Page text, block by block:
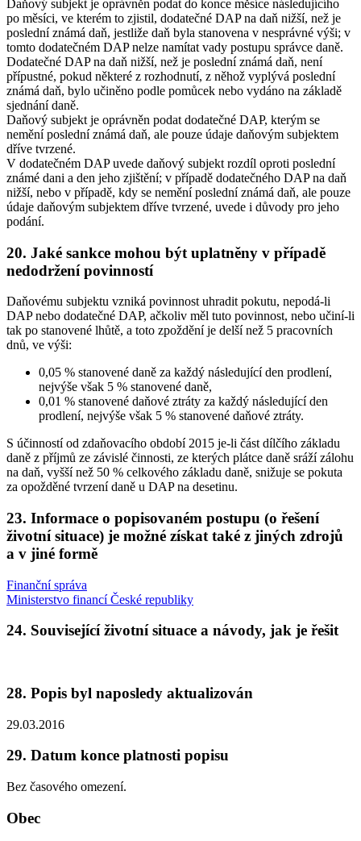
Daňový subjekt je oprávněn podat do konce měsíce následujícího
po měsíci, ve kterém to zjistil, dodatečné DAP na daň nižší, než je
poslední známá daň, jestliže daň byla stanovena v nesprávné výši; v
tomto dodatečném DAP nelze namítat vady postupu správce daně.
Dodatečné DAP na daň nižší, než je poslední známá daň, není
přípustné, pokud některé z rozhodnutí, z něhož vyplývá poslední
známá daň, bylo učiněno podle pomůcek nebo vydáno na základě
sjednání daně.
Daňový subjekt je oprávněn podat dodatečné DAP, kterým se
nemění poslední známá daň, ale pouze údaje daňovým subjektem
dříve tvrzené.
V dodatečném DAP uvede daňový subjekt rozdíl oproti poslední
známé dani a den jeho zjištění; v případě dodatečného DAP na daň
nižší, nebo v případě, kdy se nemění poslední známá daň, ale pouze
údaje daňovým subjektem dříve tvrzené, uvede i důvody pro jeho
podání.
20. Jaké sankce mohou být uplatněny v případě
nedodržení povinností
Daňovému subjektu vzniká povinnost uhradit pokutu, nepodá-li
DAP nebo dodatečné DAP, ačkoliv měl tuto povinnost, nebo učiní-li
tak po stanovené lhůtě, a toto zpoždění je delší než 5 pracovních
dnů, ve výši:
0,05 % stanovené daně za každý následující den prodlení,
nejvýše však 5 % stanovené daně,
0,01 % stanovené daňové ztráty za každý následující den
prodlení, nejvýše však 5 % stanovené daňové ztráty.
S účinností od zdaňovacího období 2015 je-li část dílčího základu
daně z příjmů ze závislé činnosti, ze kterých plátce daně sráží zálohu
na daň, vyšší než 50 % celkového základu daně, snižuje se pokuta
za opožděné tvrzení daně u DAP na desetinu.
23. Informace o popisovaném postupu (o řešení
životní situace) je možné získat také z jiných zdrojů
a v jiné formě
Finanční správa
Ministerstvo financí České republiky
24. Související životní situace a návody, jak je řešit
28. Popis byl naposledy aktualizován
29.03.2016
29. Datum konce platnosti popisu
Bez časového omezení.
Obec